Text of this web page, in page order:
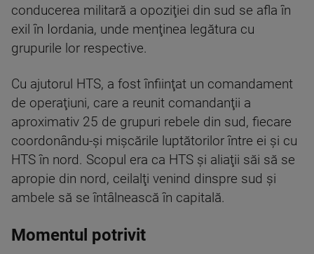
conducerea militară a opoziţiei din sud se afla în
exil în Iordania, unde menţinea legătura cu
grupurile lor respective.
Cu ajutorul HTS, a fost înfiinţat un comandament
de operaţiuni, care a reunit comandanţii a
aproximativ 25 de grupuri rebele din sud, fiecare
coordonându-şi mişcările luptătorilor între ei şi cu
HTS în nord. Scopul era ca HTS şi aliaţii săi să se
apropie din nord, ceilalţi venind dinspre sud şi
ambele să se întâlnească în capitală.
Momentul potrivit